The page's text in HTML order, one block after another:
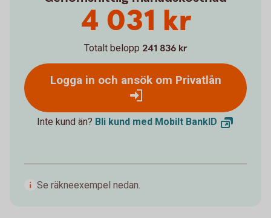
4 031 kr
Totalt belopp 241 836 kr
Logga in och ansök om Privatlån
Inte kund än? Bli kund med Mobilt BankID
Se räkneexempel nedan.